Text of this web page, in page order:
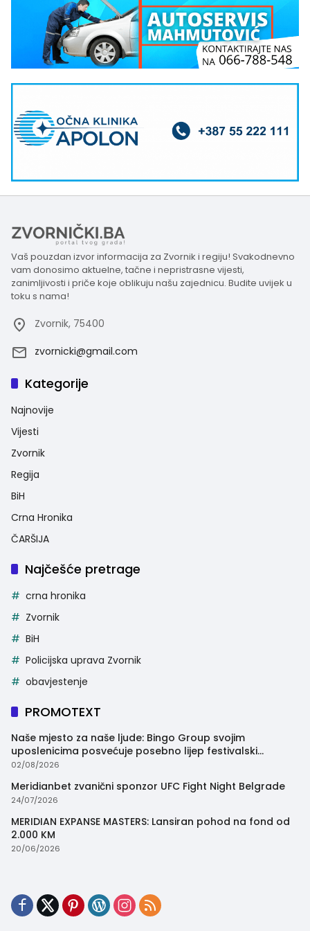
Vaš pouzdan izvor informacija za Zvornik i regiju! Svakodnevno
vam donosimo aktuelne, tačne i nepristrasne vijesti,
zanimljivosti i priče koje oblikuju našu zajednicu. Budite uvijek u
toku s nama!
Zvornik, 75400
zvornicki@gmail.com
Kategorije
Najnovije
Vijesti
Zvornik
Regija
BiH
Crna Hronika
ČARŠIJA
Najčešće pretrage
crna hronika
Zvornik
BiH
Policijska uprava Zvornik
obavjestenje
PROMOTEXT
Naše mjesto za naše ljude: Bingo Group svojim
uposlenicima posvećuje posebno lijep festivalski
trenutak
02/08/2026
Meridianbet zvanični sponzor UFC Fight Night Belgrade
24/07/2026
MERIDIAN EXPANSE MASTERS: Lansiran pohod na fond od
2.000 KM
20/06/2026